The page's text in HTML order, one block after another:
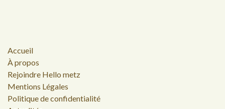
Accueil
À propos
Rejoindre Hello metz
Mentions Légales
Politique de confidentialité